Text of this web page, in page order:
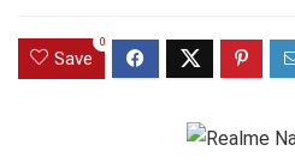
Save
0